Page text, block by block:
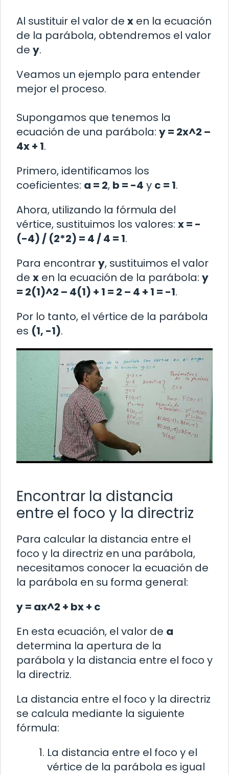
Al sustituir el valor de x en la ecuación
de la parábola, obtendremos el valor
de y.
Veamos un ejemplo para entender
mejor el proceso.
Supongamos que tenemos la
ecuación de una parábola: y = 2x^2 –
4x + 1.
Primero, identificamos los
coeficientes: a = 2, b = -4 y c = 1.
Ahora, utilizando la fórmula del
vértice, sustituimos los valores: x = -
(-4) / (2*2) = 4 / 4 = 1.
Para encontrary, sustituimos el valor
de x en la ecuación de la parábola: y
= 2(1)^2 – 4(1) + 1 = 2 – 4 + 1 = -1.
Por lo tanto, el vértice de la parábola
es (1, -1).
Encontrar la distancia
entre el foco y la directriz
Para calcular la distancia entre el
foco y la directriz en una parábola,
necesitamos conocer la ecuación de
la parábola en su forma general:
y = ax^2 + bx + c
En esta ecuación, el valor de a
determina la apertura de la
parábola y la distancia entre el foco y
la directriz.
La distancia entre el foco y la directriz
se calcula mediante la siguiente
fórmula:
La distancia entre el foco y el
vértice de la parábola es igual